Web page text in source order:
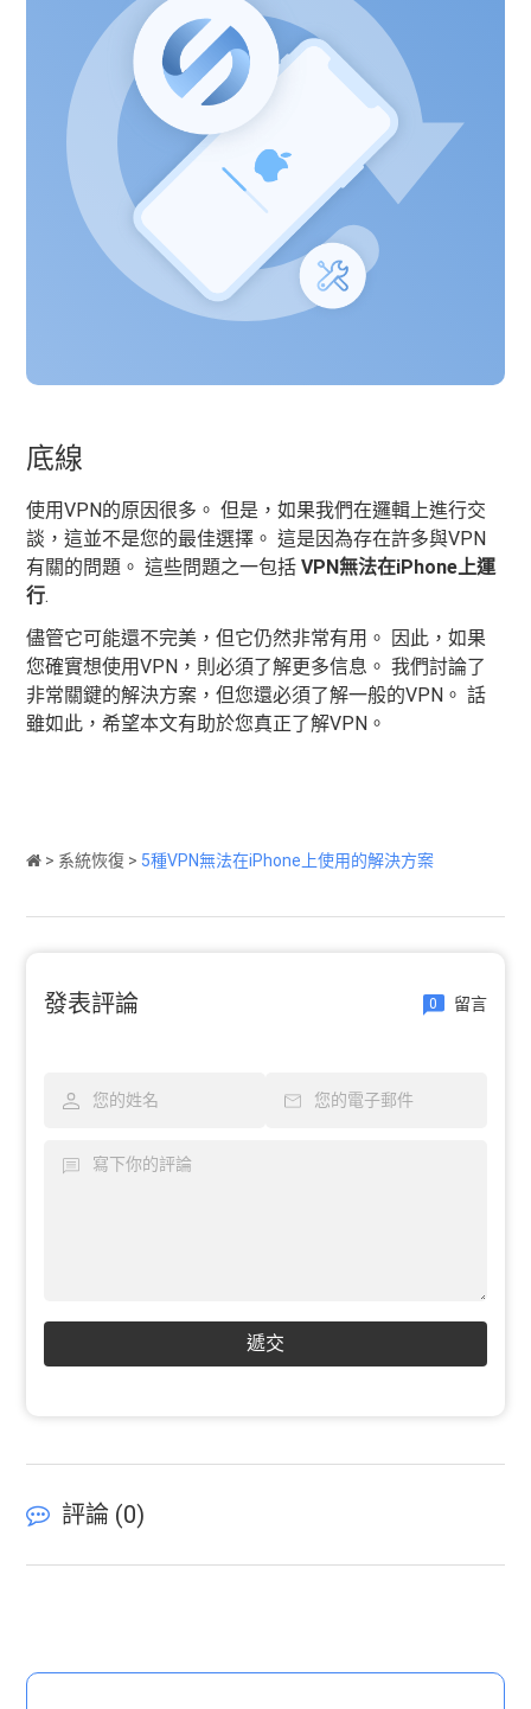
底線
使用VPN的原因很多。 但是，如果我們在邏輯上進行交
談，這並不是您的最佳選擇。 這是因為存在許多與VPN
有關的問題。 這些問題之一包括VPN無法在iPhone上運
行.
儘管它可能還不完美，但它仍然非常有用。 因此，如果
您確實想使用VPN，則必須了解更多信息。 我們討論了
非常關鍵的解決方案，但您還必須了解一般的VPN。 話
雖如此，希望本文有助於您真正了解VPN。
> 系統恢復 > 5種VPN無法在iPhone上使用的解決方案
發表評論 0 留言
遞交
評論 (0)